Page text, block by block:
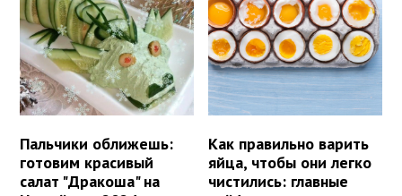
Пальчики оближешь:
готовим красивый
салат "Дракоша" на
Как правильно варить
яйца, чтобы они легко
чистились: главные